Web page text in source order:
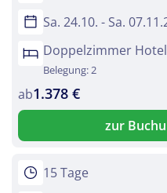
Sa. 24.10. - Sa.
Doppelzimmer
Belegung: 2
ab1.378 €
zur
15 Tage